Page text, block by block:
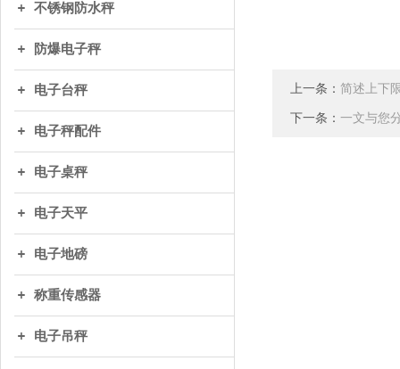
不锈钢防水秤
防爆电子秤
电子台秤
电子秤配件
电子桌秤
电子天平
电子地磅
称重传感器
电子吊秤
上一条： 简述上下
下一条： 一文与您